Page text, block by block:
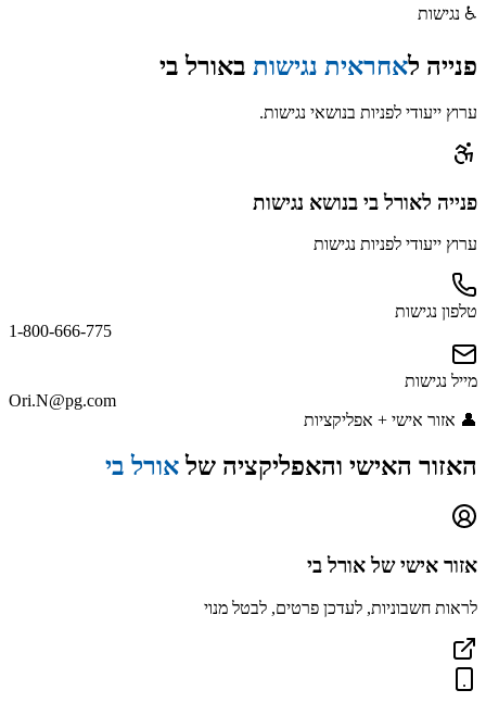
♿ נגישות
פנייה לאחראית נגישות באורל בי
ערוץ ייעודי לפניות בנושאי נגישות.
פנייה לאורל בי בנושא נגישות
ערוץ ייעודי לפניות נגישות
טלפון נגישות
1-800-666-775
מייל נגישות
Ori.N@pg.com
👤 אזור אישי + אפליקציות
האזור האישי והאפליקציה של אורל בי
אזור אישי של אורל בי
לראות חשבוניות, לעדכן פרטים, לבטל מנוי